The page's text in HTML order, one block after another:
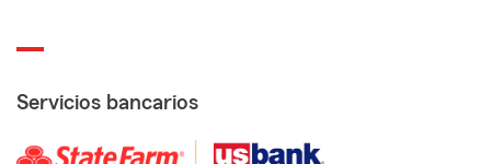
Servicios bancarios